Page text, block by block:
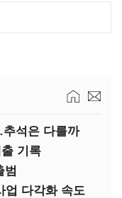
석은 다를까
기록
범
다각화 속도